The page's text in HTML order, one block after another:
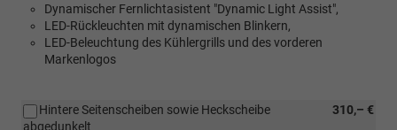
Dynamischer Fernlichtasistent "Dynamic Light Assist",
LED-Rückleuchten mit dynamischen Blinkern,
LED-Beleuchtung des Kühlergrills und des vorderen
Markenlogos
310,– €
Hintere Seitenscheiben sowie Heckscheibe
abgedunkelt